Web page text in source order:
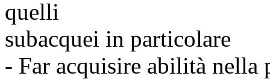
quelli
subacquei in particolare
- Far acquisire abilità nella